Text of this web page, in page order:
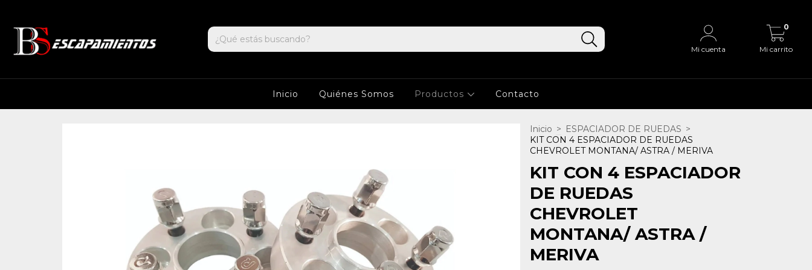
Mi cuenta Mi carrito
0
Inicio Quiénes Somos Productos Contacto
Inicio > ESPACIADOR DE RUEDAS >
KIT CON 4 ESPACIADOR DE RUEDAS
CHEVROLET MONTANA/ ASTRA / MERIVA
KIT CON 4 ESPACIADOR
DE RUEDAS
CHEVROLET
MONTANA/ ASTRA /
MERIVA